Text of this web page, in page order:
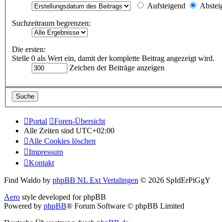
Aufsteigend
Suchzeitraum begrenzen:
Die ersten:
Stelle 0 als Wert ein, damit der komplette Beitrag angezeigt wird.
Zeichen der Beiträge anzeigen
Portal
Foren-Übersicht
Alle Zeiten sind UTC+02:00
Alle Cookies löschen
Impressum
Kontakt
Find Waldo by phpBB NL Ext Vertalingen © 2026 SpIdErPiGgY
Aero style developed for phpBB
Powered by phpBB® Forum Software © phpBB Limited